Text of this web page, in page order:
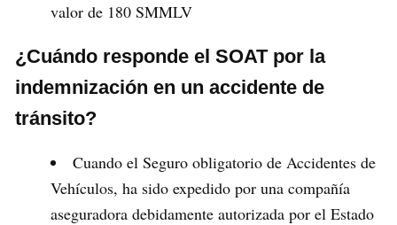
valor de 180 SMMLV
¿Cuándo responde el SOAT por la
indemnización en un accidente de
tránsito?
Cuando el Seguro obligatorio de Accidentes de
Vehículos, ha sido expedido por una compañía
aseguradora debidamente autorizada por el Estado